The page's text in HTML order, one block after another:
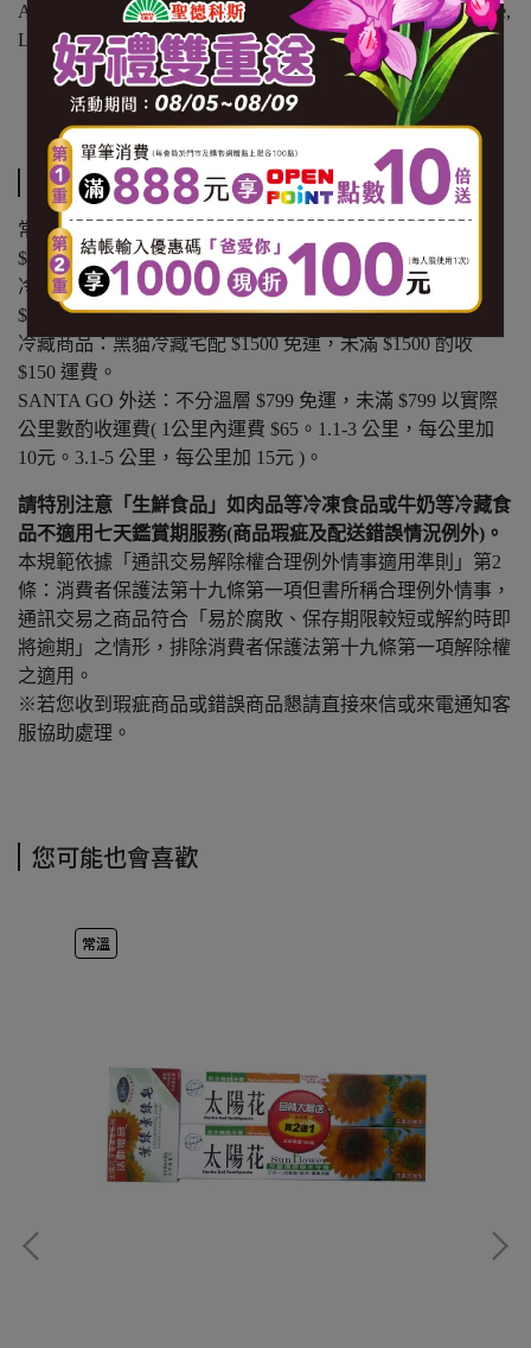
Anise, Caraway, Coriander,Rosemary and Clary Sage, Limonene,
Linalool & Geraniol.
【內容量(重量)】500ml/罐
【保存期限(總效期)】1080天
運送方式
常溫商品：黑貓常溫宅配 $1200 免運，未滿 $1200 酌收
$100 運費。
冷凍商品：黑貓冷凍宅配 $1500 免運，未滿 $1500 酌收
$150 運費。
冷藏商品：黑貓冷藏宅配 $1500 免運，未滿 $1500 酌收
$150 運費。
SANTA GO 外送：不分溫層 $799 免運，未滿 $799 以實際
公里數酌收運費( 1公里內運費 $65。1.1-3 公里，每公里加
10元。3.1-5 公里，每公里加 15元 )。
請特別注意「生鮮食品」如肉品等冷凍食品或牛奶等冷藏食
品不適用七天鑑賞期服務(商品瑕疵及配送錯誤情況例外)。
本規範依據「通訊交易解除權合理例外情事適用準則」第2
條：消費者保護法第十九條第一項但書所稱合理例外情事，
通訊交易之商品符合「易於腐敗、保存期限較短或解約時即
將逾期」之情形，排除消費者保護法第十九條第一項解除權
之適用。
※若您收到瑕疵商品或錯誤商品懇請直接來信或來電通知客
服協助處理。
您可能也會喜歡
常溫